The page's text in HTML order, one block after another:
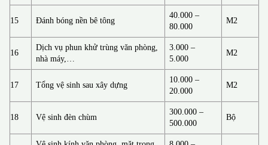
15 Đánh bóng nền bê tông
40.000 –
80.000
M2
16
Dịch vụ phun khử trùng văn phòng,
nhà máy,…
3.000 –
5.000
M2
17 Tổng vệ sinh sau xây dựng
10.000 –
20.000
M2
18 Vệ sinh đèn chùm
300.000 –
500.000
Bộ